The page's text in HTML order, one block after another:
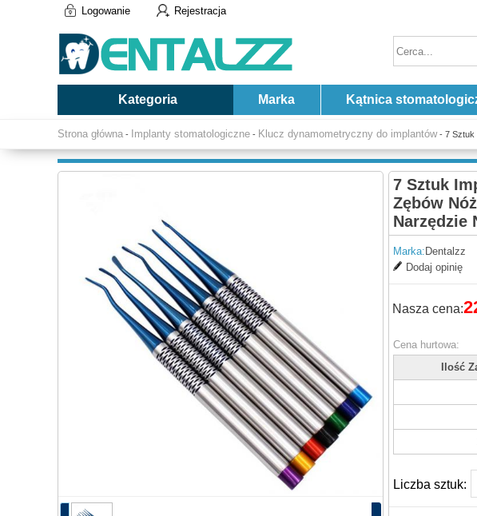
Logowanie Rejestracja
Kategoria Marka Kątnica
Strona główna - Implanty stomatologiczne - Klucz dynamometryczny do implantów- 7 Sztuk
7 Sztuk
Zębów
Narzędzie
Marka: Dentalzz
Dodaj opinię
Nasza cena:
Cena hurtowa:
Ilość
Liczba sztuk: